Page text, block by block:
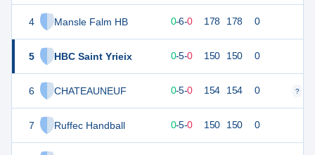
4 Mansle Falm HB
5 HBC Saint Yrieix
6 CHATEAUNEUF
7 Ruffec Handball
12 0-6-0 178 178 0
10 0-5-0 150 150 0
10 0-5-0 154 154 0 ?
10 0-5-0 150 150 0